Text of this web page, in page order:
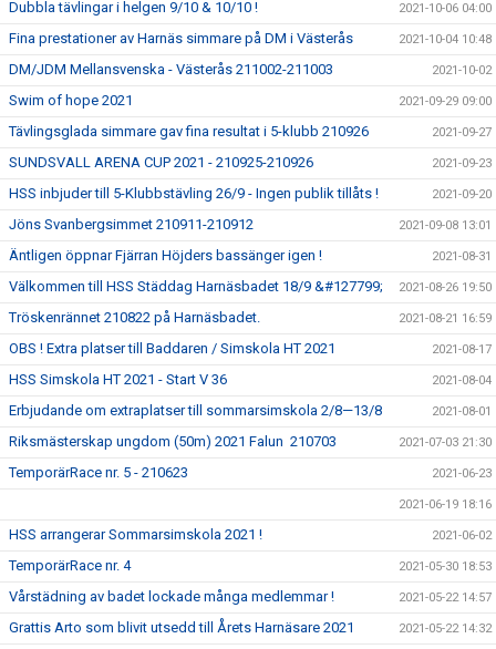
Dubbla tävlingar i helgen 9/10 & 10/10 ! 2021-10-06 04:00
Fina prestationer av Harnäs simmare på DM i Västerås 2021-10-04 10:48
DM/JDM Mellansvenska - Västerås 211002-211003 2021-10-02
Swim of hope 2021 2021-09-29 09:00
Tävlingsglada simmare gav fina resultat i 5-klubb 210926 2021-09-27
SUNDSVALL ARENA CUP 2021 - 210925-210926 2021-09-23
HSS inbjuder till 5-Klubbstävling 26/9 - Ingen publik tillåts ! 2021-09-20
Jöns Svanbergsimmet 210911-210912 2021-09-08 13:01
Äntligen öppnar Fjärran Höjders bassänger igen ! 2021-08-31
Välkommen till HSS Städdag Harnäsbadet 18/9 &#127799; 2021-08-26 19:50
Tröskenrännet 210822 på Harnäsbadet. 2021-08-21 16:59
OBS ! Extra platser till Baddaren / Simskola HT 2021 2021-08-17
HSS Simskola HT 2021 - Start V 36 2021-08-04
Erbjudande om extraplatser till sommarsimskola 2/8—13/8 2021-08-01
Riksmästerskap ungdom (50m) 2021 Falun 210703 2021-07-03 21:30
TemporärRace nr. 5 - 210623 2021-06-23
2021-06-19 18:16
HSS arrangerar Sommarsimskola 2021 ! 2021-06-02
TemporärRace nr. 4 2021-05-30 18:53
Vårstädning av badet lockade många medlemmar ! 2021-05-22 14:57
Grattis Arto som blivit utsedd till Årets Harnäsare 2021 2021-05-22 14:32